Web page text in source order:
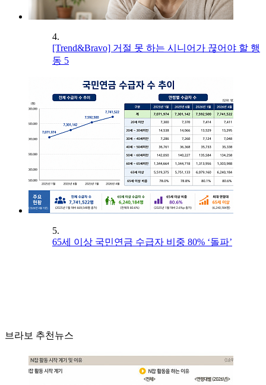
4.
[Trend&Bravo] 거절 못 하는 시니어가 끊어야 할 행
동 5
5.
65세 이상 국민연금 수급자 비중 80% ‘돌파’
브라보 추천뉴스